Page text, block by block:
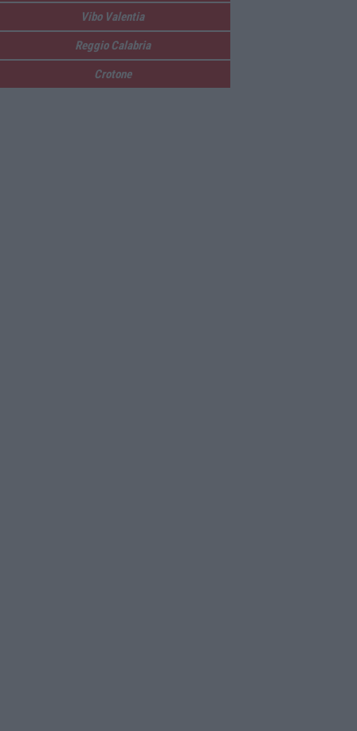
Vibo Valentia
Reggio Calabria
Crotone